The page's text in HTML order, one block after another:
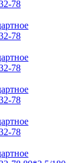
78
78
78
78
78